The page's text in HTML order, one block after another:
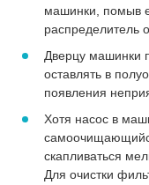
машинки, помыв
распределитель
Дверцу машинки
оставлять в
появления
Хотя насос в
скапливаться
Для очистки